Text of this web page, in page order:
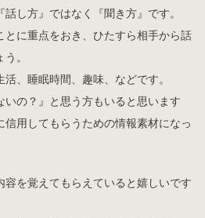
し方』ではなく『聞き方』です。
とに重点をおき、ひたすら相手から話
。
、睡眠時間、趣味、などです。
いの？』と思う方もいると思います
用してもらうための情報素材になっ
容を覚えてもらえていると嬉しいです